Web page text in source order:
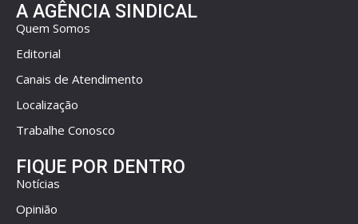
A AGÊNCIA SINDICAL
Quem Somos
Editorial
Canais de Atendimento
Localização
Trabalhe Conosco
FIQUE POR DENTRO
Notícias
Opinião